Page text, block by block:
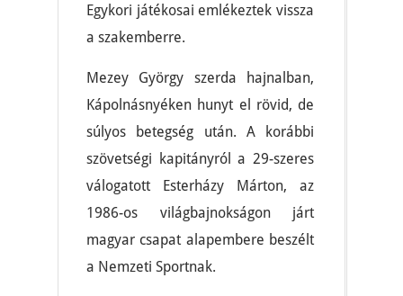
Egykori játékosai emlékeztek vissza
a szakemberre.
Mezey György szerda hajnalban,
Kápolnásnyéken hunyt el rövid, de
súlyos betegség után. A korábbi
szövetségi kapitányról a 29-szeres
válogatott Esterházy Márton, az
1986-os világbajnokságon járt
magyar csapat alapembere beszélt
a Nemzeti Sportnak.